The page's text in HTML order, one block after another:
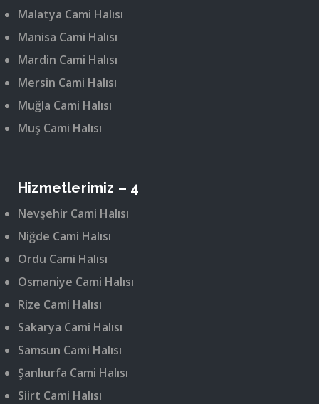
Malatya Cami Halısı
Manisa Cami Halısı
Mardin Cami Halısı
Mersin Cami Halısı
Muğla Cami Halısı
Muş Cami Halısı
Hizmetlerimiz – 4
Nevşehir Cami Halısı
Niğde Cami Halısı
Ordu Cami Halısı
Osmaniye Cami Halısı
Rize Cami Halısı
Sakarya Cami Halısı
Samsun Cami Halısı
Şanlıurfa Cami Halısı
Siirt Cami Halısı